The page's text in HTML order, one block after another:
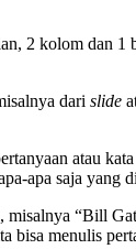
2 kolom
dari slide
atau
apa saja yang
“Bill
menulis